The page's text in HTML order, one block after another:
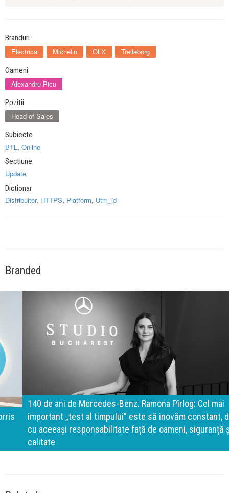
Branduri
Electrica Michelin OLX Trelleborg
Oameni
Alexandru Picu
Pozitii
Head of Sales
Subiecte
BTL, Online
Sectiune
Update
Dictionar
Distribuitor, HTTPS, Platform, Utm_id
Branded
140 de ani de Mercedes-Benz. Ramona Pîrlog: Cel mai
important „test al timpului” este să inovăm constant, dar
cu aceeași responsabilitate față de oameni, siguranță și
calitate